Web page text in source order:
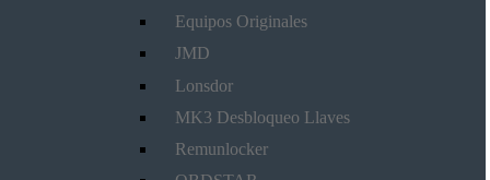
Equipos Originales
JMD
Lonsdor
MK3 Desbloqueo Llaves
Remunlocker